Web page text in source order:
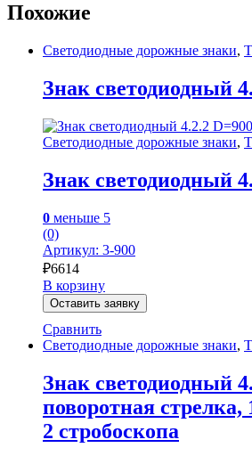
Похожие
Светодиодные дорожные знаки,
Знак светодиодный
Светодиодные дорожные знаки,
Знак светодиодный
0 меньше 5
(0)
Артикул: 3-900
₽6614
В корзину
Оставить заявку
Сравнить
Светодиодные дорожные знаки,
Знак светодиодный
поворотная стрелка,
2 стробоскопа